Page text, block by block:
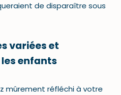
de disparaître sous
variées et
enfants
mûrement réfléchi à votre